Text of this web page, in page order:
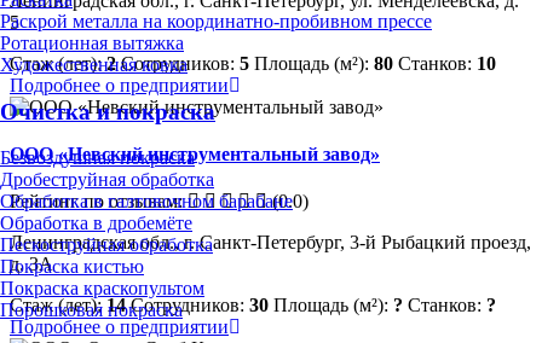
Раскрой металла на координатно-пробивном прессе
Ротационная вытяжка
Художественная ковка
Очистка и покраска
Безвоздушная покраска
Дробеструйная обработка
Обработка в галтовочном барабане
Обработка в дробемёте
Пескоструйная обработка
Покраска кистью
Покраска краскопультом
Порошковая покраска
5
Стаж (лет):2 Сотрудников: 5 Площадь (м²): 80 Станков: 10
Подробнее о предприятии
ООО «Невский инструментальный завод»
Рейтинг по отзывам:
(0.0)
Ленинградская обл., г. Санкт-Петербург, 3-й Рыбацкий проезд,
д. 3А
Стаж (лет): 14 Сотрудников: 30 Площадь (м²): ? Станков: ?
Подробнее о предприятии